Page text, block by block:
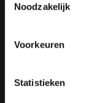
Noodzakelijk
Voorkeuren
Statistieken
vorübergehend
oder Arbeitskörbe